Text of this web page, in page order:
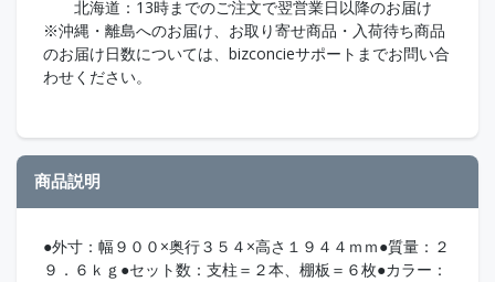
北海道：13時までのご注文で翌営業日以降のお届け
※沖縄・離島へのお届け、お取り寄せ商品・入荷待ち商品
のお届け日数については、bizconcieサポートまでお問い合
わせください。
商品説明
●外寸：幅９００×奥行３５４×高さ１９４４ｍｍ●質量：２
９．６ｋｇ●セット数：支柱＝２本、棚板＝６枚●カラー：